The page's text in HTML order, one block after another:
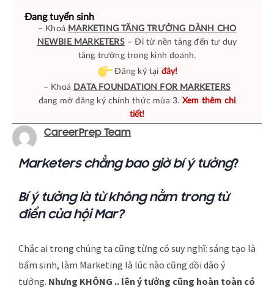
Đang tuyển sinh
– Khoá MARKETING TĂNG TRƯỞNG DÀNH CHO
NEWBIE MARKETERS– Đi từ nền tảng đến tư duy
tăng trưởng trong kinh doanh.
Đăng ký tại đây!
– Khoá DATA FOUNDATION FOR MARKETERS
đang mở đăng ký chính thức mùa 3. Xem thêm chi
tiết!
CareerPrep Team
Marketers chẳng bao giờ bí ý tưởng?
Bí ý tưởng là từ không nằm trong từ
điển của hội Mar?
Chắc ai trong chúng ta cũng từng có suy nghĩ: sáng tạo là
bẩm sinh, làm Marketing là lúc nào cũng dồi dào ý
tưởng. Nhưng KHÔNG .. lên ý tưởng cũng hoàn toàn có